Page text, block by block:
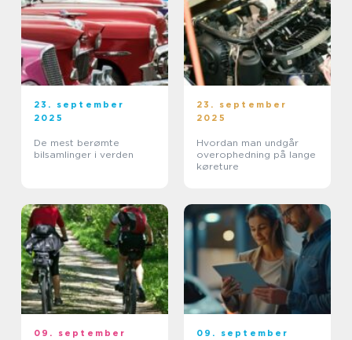
23. september
2025
De mest berømte
bilsamlinger i verden
23. september
2025
Hvordan man undgår
overophedning på lange
køreture
09. september
09. september